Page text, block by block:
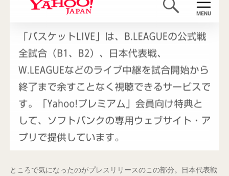
ところで気になったのがプレスリリースのこの部分。日本代表戦